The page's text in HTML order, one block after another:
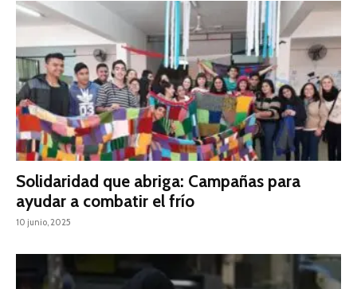
Solidaridad que abriga: Campañas para
ayudar a combatir el frío
10 junio, 2025